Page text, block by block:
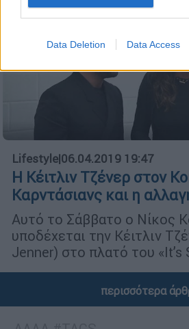
Data Deletion Data Access
Lifestyle|06.04.2019 19:47
Η Κέιτλιν Τζένερ στον
Καρντάσιανς και η
Αυτό το Σάββατο ο Νίκος
υποδέχεται την Κέιτλιν
Jenner) στο πλατό του «It’s
περισσότερα